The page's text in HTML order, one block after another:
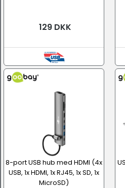
129 DKK
8-port USB hub med HDMI (4x
USB, 1x HDMI, 1x RJ45, 1x SD, 1x
MicroSD)